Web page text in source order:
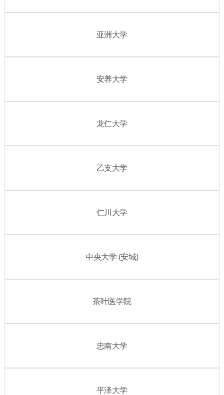
亚洲大学
安养大学
龙仁大学
乙支大学
仁川大学
中央大学 (安城)
茶叶医学院
忠南大学
平泽大学